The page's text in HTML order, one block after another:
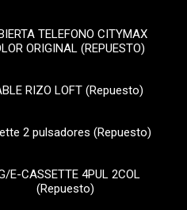
TELEFONO CITYMAX
ORIGINAL (REPUESTO)
RIZO LOFT (Repuesto)
2 pulsadores (Repuesto)
E-CASSETTE 4PUL 2COL
(Repuesto)